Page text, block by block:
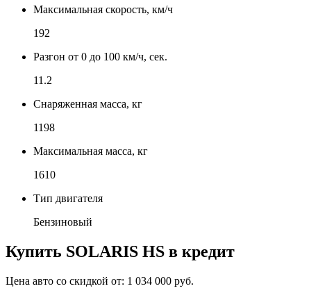
Максимальная скорость, км/ч
192
Разгон от 0 до 100 км/ч, сек.
11.2
Снаряженная масса, кг
1198
Максимальная масса, кг
1610
Тип двигателя
Бензиновый
Купить SOLARIS HS в кредит
Цена авто со скидкой от: 1 034 000 руб.